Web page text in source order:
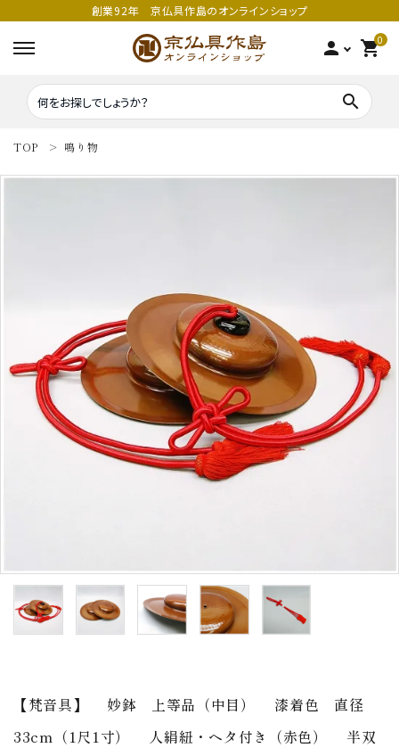
創業92年 京仏具作島のオンラインショップ
person 0
shopping_cart
search
鳴り物
印金
家庭用仏具
アウトレット
ご利用ガイド
お問い合わせ
TOP 鳴り物
【梵音具】 妙鉢 上等品（中目） 漆着色 直径
33cm（1尺1寸） 人絹紐・ヘタ付き（赤色） 半双